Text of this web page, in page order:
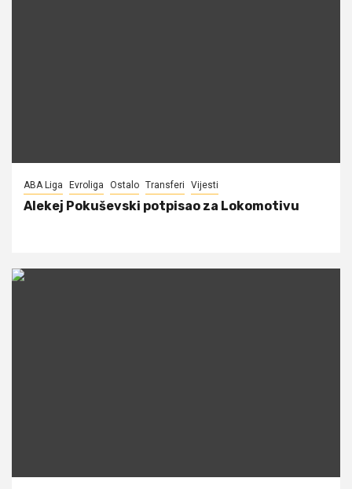
ABA Liga Evroliga Ostalo Transferi Vijesti
Alekej Pokuševski potpisao za Lokomotivu